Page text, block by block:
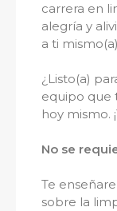
carrera en
alegría y
a ti
¿Listo(a)
equipo que
hoy mismo.
No se
Te
sobre la